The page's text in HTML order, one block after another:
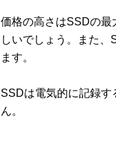
価格の高さはSSDの
しいでしょう。また
ます。
SSDは電気的に記録
ん。